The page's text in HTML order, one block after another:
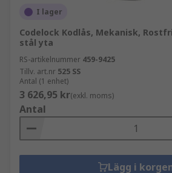
I lager
Codelock Kodlås, Mekanisk,
stål yta
RS-artikelnummer 459-9425
Tillv. art.nr 525 SS
Antal (1 enhet)
3 626,95 kr(exkl. moms)
Antal
Lägg i